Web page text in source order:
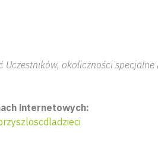
Uczestników, okoliczności
internetowych: